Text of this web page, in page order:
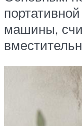
машины,